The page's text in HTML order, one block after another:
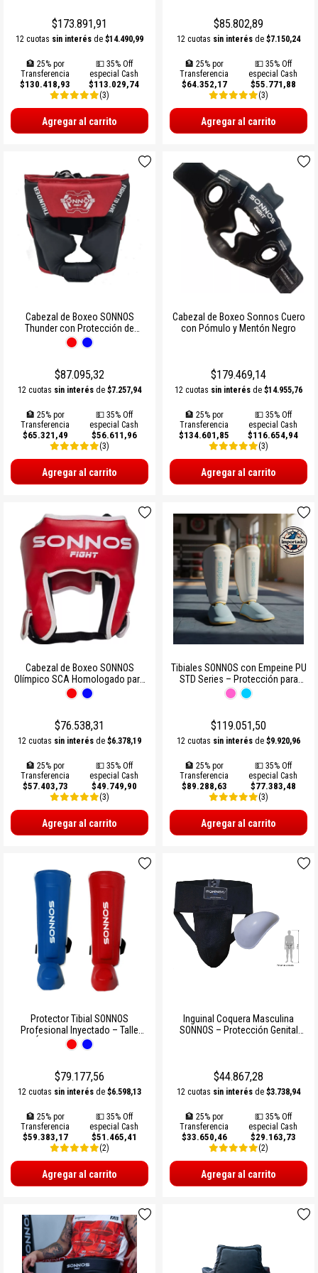
ACCESORIOS BOXEO
PERA Y CIELO Y TIERRA
INDUMENTARIA BOXEO
RING DE BOXEO
Ver todos
COMBOS
Ver todos
PILATES Y YOGA
REHABILITACION
OTROS ACCESORIOS
Ver todos
BOSU Y MINI BOSUS |
PESAS RUSAS
STRAPS Y CINTURON RUSO
CALLERAS GUANTES Y
Ver todos
VOLEY
BOLSOS PORTA PELOTAS
PADDLE
BOLSOS Y MOCHILAS
PATINES Y AFINES
PELOTAS COLEGIALES
RUGBY Y FUTBOL AMERICANO
INFLADORES Y SILBATOS
SOGAS Y OTROS
$173.891,91
12 cuotas sin interés de $14.490,99
🏦 25% por
Transferencia
$130.418,93
💵 35% Off
especial Cash
$113.029,74
(3)
Agregar al carrito
$85.802,89
12 cuotas sin interés de $7.150,24
🏦 25% por
Transferencia
$64.352,17
💵 35% Off
especial Cash
$55.771,88
(3)
Agregar al carrito
Cabezal de Boxeo SONNOS
Thunder con Protección de
Pómulo y Mentón
$87.095,32
12 cuotas sin interés de $7.257,94
🏦 25% por
Transferencia
$65.321,49
💵 35% Off
especial Cash
$56.611,96
(3)
Agregar al carrito
Cabezal de Boxeo Sonnos Cuero
con Pómulo y Mentón Negro
$179.469,14
12 cuotas sin interés de $14.955,76
🏦 25% por
Transferencia
$134.601,85
💵 35% Off
especial Cash
$116.654,94
(3)
Agregar al carrito
Cabezal de Boxeo SONNOS
Olímpico SCA Homologado para
Competencia
$76.538,31
12 cuotas sin interés de $6.378,19
🏦 25% por
Transferencia
$57.403,73
💵 35% Off
especial Cash
$49.749,90
(3)
Agregar al carrito
Tibiales SONNOS con Empeine PU
STD Series – Protección para
Piernas y Pie
$119.051,50
12 cuotas sin interés de $9.920,96
🏦 25% por
Transferencia
$89.288,63
💵 35% Off
especial Cash
$77.383,48
(3)
Agregar al carrito
Protector Tibial SONNOS
Profesional Inyectado – Talle
Único, Alta Protección
$79.177,56
12 cuotas sin interés de $6.598,13
🏦 25% por
Transferencia
$59.383,17
💵 35% Off
especial Cash
$51.465,41
(2)
Agregar al carrito
Inguinal Coquera Masculina
SONNOS – Protección Genital
$44.867,28
12 cuotas sin interés de $3.738,94
🏦 25% por
Transferencia
$33.650,46
💵 35% Off
especial Cash
$29.163,73
(2)
Agregar al carrito